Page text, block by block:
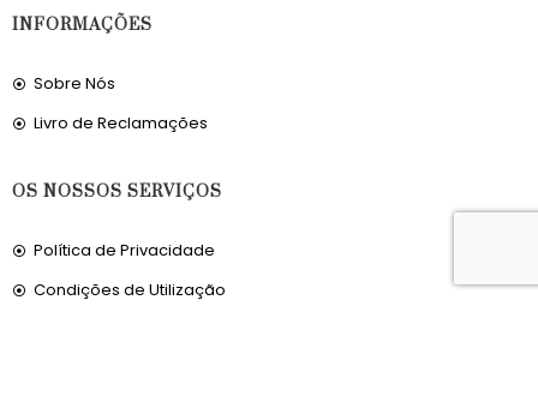
INFORMAÇÕES
Sobre Nós
Livro de Reclamações
OS NOSSOS SERVIÇOS
Política de Privacidade
Condições de Utilização